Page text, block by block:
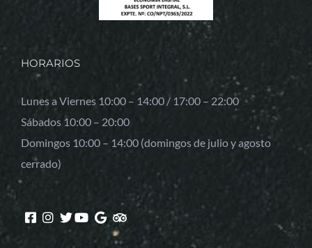
HORARIOS
Lunes a Viernes 10:00 – 14:00 / 17:00 – 22:00
Sábados 10:00 – 20:00
Domingos 10:00 – 14:00 (domingos de julio y agosto
cerrado)